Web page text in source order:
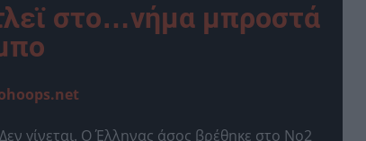
στο…νήμα μπροστά
γίνεται. Ο Έλληνας άσος βρέθηκε στο Νο2